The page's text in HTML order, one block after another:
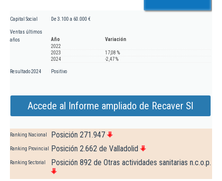
Capital Social De 3.100 a 60.000 €
Ventas últimos
años
Año
Variación
2022
2023
17,08 %
2024
-2,47 %
Resultado 2024 Positivo
Accede al Informe ampliado de Recaver Sl
Ranking Nacional Posición 271.947
Ranking Provincial Posición 2.662 de Valladolid
Ranking Sectorial Posición 892 de Otras actividades sanitarias n.c.o.p.